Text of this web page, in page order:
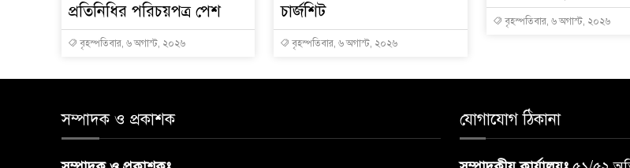
প্রতিনিধির পরিচয়পত্র পেশ
বৃহস্পতিবার, ৬ অগাস্ট, ২০২৬
চার্জশিট
বৃহস্পতিবার, ৬ অগাস্ট, ২০২৬
বৃহস্পতিবার, ৬ অগাস্ট, ২০২৬
সম্পাদক ও প্রকাশক যোগাযোগ ঠিকানা